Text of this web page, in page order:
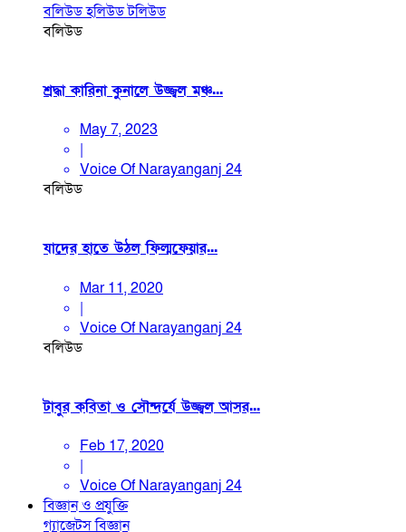
বলিউডহলিউডটলিউড
বলিউড
শ্রদ্ধা কারিনা কুনালে উজ্জ্বল মঞ্চ...
May 7, 2023
|
Voice Of Narayanganj 24
বলিউড
যাদের হাতে উঠল ফিল্মফেয়ার...
Mar 11, 2020
|
Voice Of Narayanganj 24
বলিউড
টাবুর কবিতা ও সৌন্দর্যে উজ্জ্বল আসর...
Feb 17, 2020
|
Voice Of Narayanganj 24
বিজ্ঞান ও প্রযুক্তি
গ্যাজেটসবিজ্ঞান